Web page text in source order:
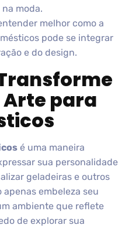
moda.
melhor como a
pode se integrar
e do design.
Arte para
é uma maneira
sua personalidade
geladeiras e outros
embeleza seu
ambiente que reflete
de explorar sua